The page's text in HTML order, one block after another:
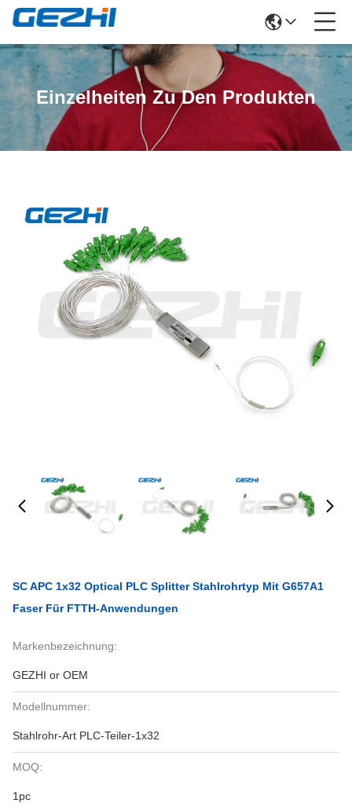
Einzelheiten Zu Den Produkten
SC APC 1x32 Optical PLC Splitter Stahlrohrtyp Mit G657A1
Faser Für FTTH-Anwendungen
Markenbezeichnung:
GEZHI or OEM
Modellnummer:
Stahlrohr-Art PLC-Teiler-1x32
MOQ:
1pc